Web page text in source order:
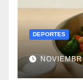
DEPORTES